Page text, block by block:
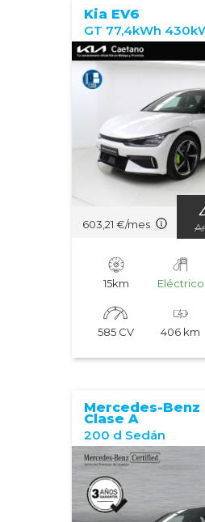
Kia EV6
603,21 €/mes
15km Eléctrico
585 CV 406 km
Mercedes-Benz
Clase A
200 d Sedán